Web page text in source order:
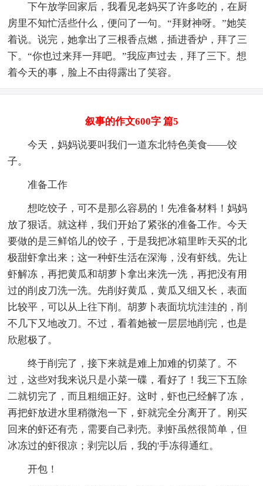
下午放学回家后，我看见老妈买了许多吃的，在厨
房里不知忙活些什么，便问了一句。“拜财神呀。”她笑
着说。说完，她拿出了三根香点燃，插进香炉，拜了三
下。“你也过来拜一拜吧。”我应声过去，拜了三下。想
着今天的事，脸上不由得露出了笑容。
叙事的作文600字 篇5
今天，妈妈说要叫我们一道东北特色美食——饺
子。
准备工作
想吃饺子，可不是那么容易的！先准备材料！妈妈
放了狠话。就这样，我们开始了紧张的准备工作。今天
要做的是三鲜馅儿的饺子，于是我把冰箱里昨天买的北
极甜虾拿出来；这一种虾生活在深海，没有虾线。先让
虾解冻，再把黄瓜和胡萝卜拿出来洗一洗，再把没有用
过的削皮刀洗一洗。先削好黄瓜，黄瓜又细又长，表面
比较平，可以从上往下削。胡萝卜表面坑坑洼洼的，削
不几下又地改刀。不过，看着她被一层层地削完，也是
欣慰极了。
终于削完了，接下来就是难上加难的切菜了。不
过，这些对我来说只是小菜一碟，看好了！我三下五除
二就切完了，而且粗细正好。这时，虾也已经解了冻，
再把虾放进水里稍微泡一下，虾就完全分离开了。刚买
回来的虾还有壳，需要自己剥壳。剥虾虽然很简单，但
冰冻过的虾很凉；剥完以后，我的'手冻得通红。
开包！